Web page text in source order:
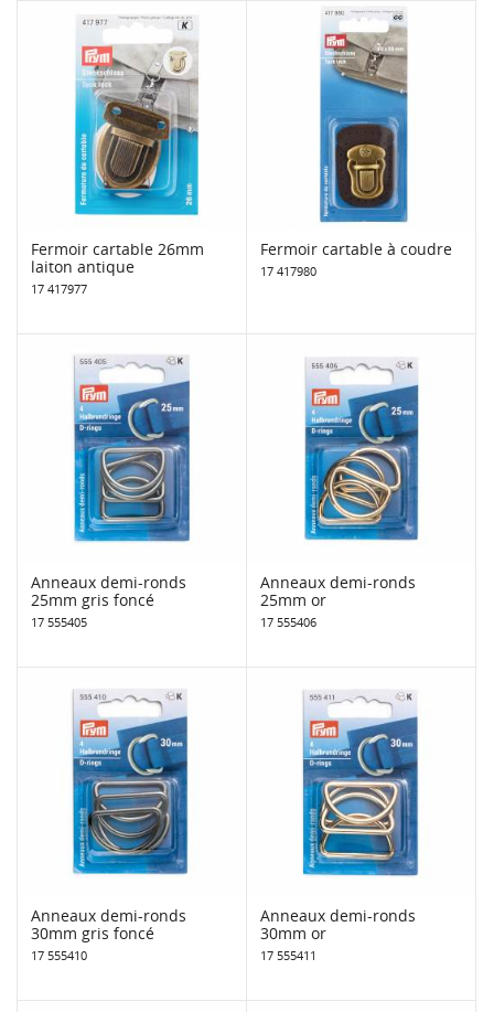
Fermoir cartable 26mm
laiton antique
17 417977
Fermoir cartable à coudre
17 417980
Anneaux demi-ronds
25mm gris foncé
17 555405
Anneaux demi-ronds
25mm or
17 555406
Anneaux demi-ronds
30mm gris foncé
17 555410
Anneaux demi-ronds
30mm or
17 555411